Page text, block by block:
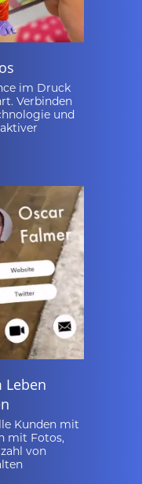
im Druck
Verbinden
und
Leben
Kunden mit
mit Fotos,
von